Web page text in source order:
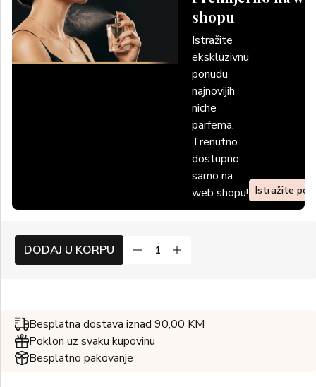
shopu
Istražite
ekskluzivnu
ponudu
najnovijih
niche
parfema.
Trenutno
dostupno
samo na
web shopu! Istražite
DODAJ U KORPU
Besplatna dostava iznad 90,00 KM
Poklon uz svaku kupovinu
Besplatno pakovanje